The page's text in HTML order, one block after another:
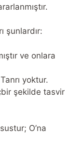
şunlardır:
ve onlara
yoktur.
şekilde tasvir
O’na